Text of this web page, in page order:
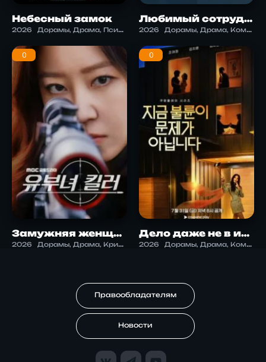
Небесный замок
2026 Дорамы, Драма, Психология
Любимый сотрудник
2026 Дорамы, Драма, Комедия, Романтика
0
Замужняя женщина-убийца
2026 Дорамы, Драма, Криминал, Триллер
0
Дело даже не в измене
2026 Дорамы, Драма, Комедия, Криминал, Саспенс, Триллер
Правообладателям
Новости